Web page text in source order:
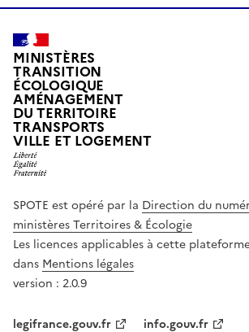
MINISTÈRES
TRANSITION
ÉCOLOGIQUE
AMÉNAGEMENT
DU TERRITOIRE
TRANSPORTS
VILLE ET LOGEMENT
SPOTE est opéré par la Direction du
ministères Territoires & Écologie
Les licences applicables à cette
dans Mentions légales
version : 2.0.9
legifrance.gouv.fr info.gouv.fr